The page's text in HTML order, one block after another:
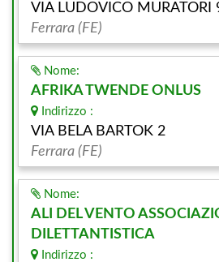
VIA LUDOVICO MURATORI
Ferrara (FE)
Nome:
AFRIKA TWENDE ONLUS
Indirizzo :
VIA BELA BARTOK 2
Ferrara (FE)
Nome:
ALI DEL VENTO
DILETTANTISTICA
Indirizzo :